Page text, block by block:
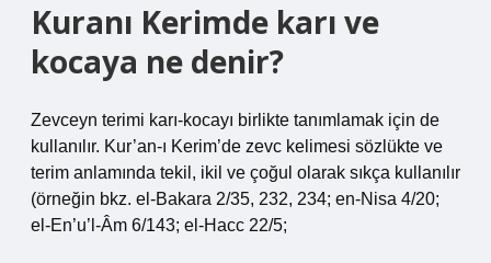
Kuranı Kerimde karı ve
kocaya ne denir?
Zevceyn terimi karı-kocayı birlikte tanımlamak için de
kullanılır. Kur’an-ı Kerim’de zevc kelimesi sözlükte ve
terim anlamında tekil, ikil ve çoğul olarak sıkça kullanılır
(örneğin bkz. el-Bakara 2/35, 232, 234; en-Nisa 4/20;
el-En’u’l-Âm 6/143; el-Hacc 22/5;